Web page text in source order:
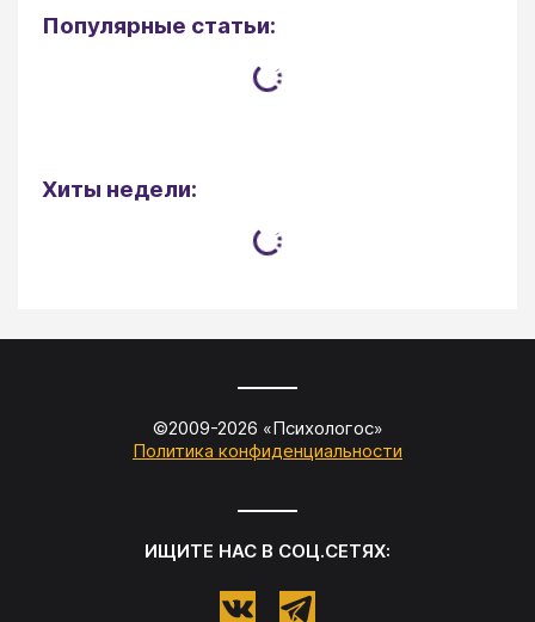
Популярные статьи:
Хиты недели:
©2009-2026 «Психологос»
Политика конфиденциальности
ИЩИТЕ НАС В СОЦ.СЕТЯХ: